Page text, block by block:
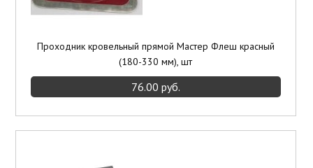
Проходник кровельный прямой Мастер Флеш красный
(180-330 мм), шт
76.00 руб.